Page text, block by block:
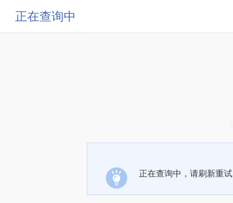
正在查询中
正在查询中，请刷新重试